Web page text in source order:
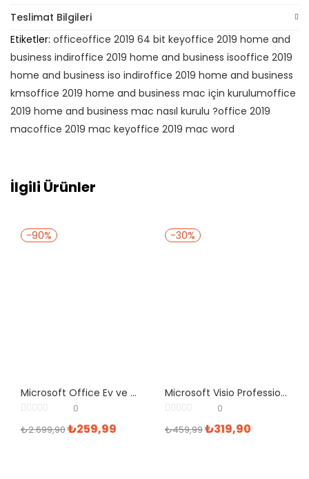
Teslimat Bilgileri
Etiketler: officeoffice 2019 64 bit keyoffice 2019 home and
business indiroffice 2019 home and business isooffice 2019
home and business iso indiroffice 2019 home and business
kmsoffice 2019 home and business mac için kurulumoffice
2019 home and business mac nasıl kurulu ?office 2019
macoffice 2019 mac keyoffice 2019 mac word
İlgili Ürünler
-90%
Microsoft Office Ev ve Öğrenci 2019 Türkçe Lisans
0
₺2.699,90₺259,99
-30%
Microsoft Visio Professional 2019 Kurumsal Dijital Lisans
0
₺459,99₺319,90